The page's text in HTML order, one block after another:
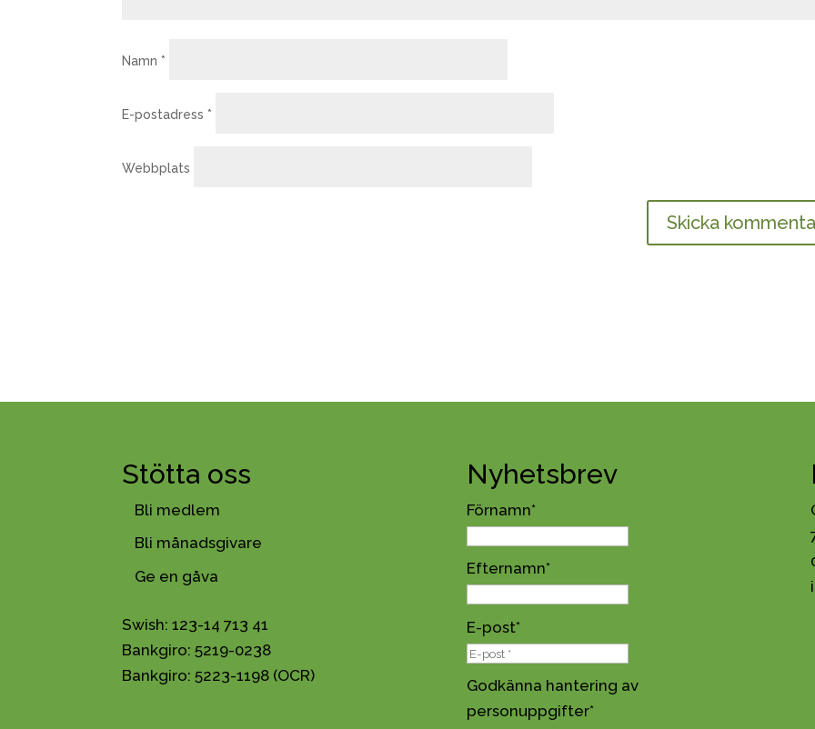
Namn *
E-postadress *
Webbplats
Stötta oss
Bli medlem
Bli månadsgivare
Ge en gåva
Swish: 123-14 713 41
Bankgiro: 5219-0238
Bankgiro: 5223-1198 (OCR)
Nyhetsbrev
Förnamn*
Efternamn*
E-post*
Godkänna hantering av
personuppgifter*